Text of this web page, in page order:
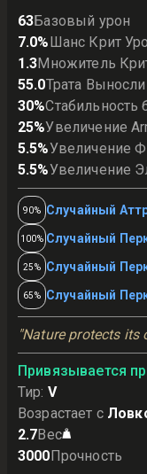
63Базовый урон
7.0%Шанс Крит
1.3Множитель
55.0Трата
30%Стабильность
25%Увеличение
5.5%Увеличение
5.5%Увеличение
90% Случайный
100% Случайный
25% Случайный
65% Случайный
"Nature protects its
Привязывается
Тир: V
Возрастает с
2.7Вес
3000Прочность